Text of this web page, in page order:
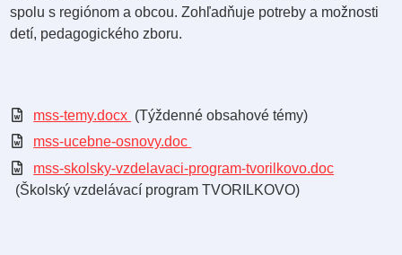
spolu s regiónom a obcou. Zohľadňuje potreby a možnosti
detí, pedagogického zboru.
mss-temy.docx (Týždenné obsahové témy)
mss-ucebne-osnovy.doc
mss-skolsky-vzdelavaci-program-tvorilkovo.doc
(Školský vzdelávací program TVORILKOVO)